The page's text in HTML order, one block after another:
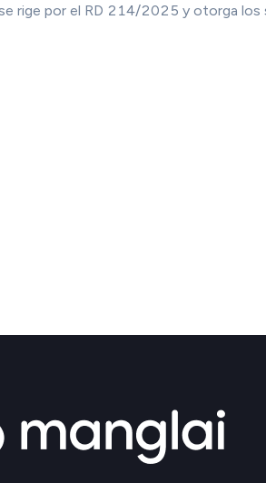
rige por el RD 214/2025 y otorga los